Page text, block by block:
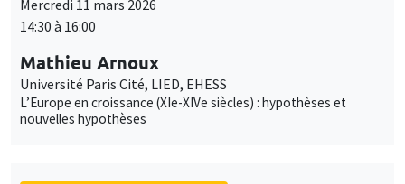
Mercredi 11 mars 2026
14:30 à 16:00
Mathieu Arnoux
Université Paris Cité, LIED, EHESS
L’Europe en croissance (XIe-XIVe siècles) : hypothèses et
nouvelles hypothèses